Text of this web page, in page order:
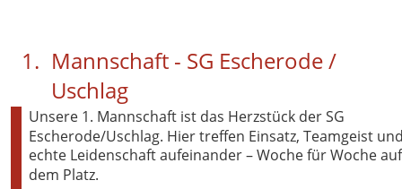
Unsere 1. Mannschaft ist das Herzstück der SG
Escherode/Uschlag. Hier treffen Einsatz, Teamgeist
echte Leidenschaft aufeinander – Woche für Woche
dem Platz.
1. Mannschaft - SG Escherode /
Uschlag